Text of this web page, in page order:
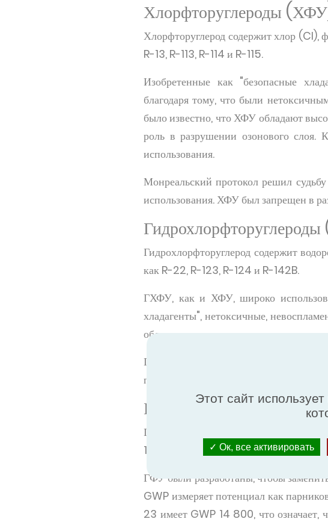
Хлорфторуглероды
Хлорфторуглерод содержит хлор (Cl),
R-13, R-113, R-114 и R-115.
Изобретенные как "безопасные
благодаря тому, что были
было известно, что ХФУ обладают
роль в разрушении озонового
использования.
Монреальский протокол решил
использования. ХФУ был запрещен в
Гидрохлорфторуглерод содержит
как R-22, R-123, R-124 и R-142B.
ГХФУ, как и ХФУ, широко
хладагенты", нетоксичные,
обладают высоким потенциалом
Позднейшая поправка к
постепенный отказ от них в развитых
Гидрофторуглероды
Гидрофторуглероды образуются из
125, R-134A, R-143A, R-152A и R-410A.
ГФУ были разработаны, чтобы
GWP измеряет потенциал как
23 имеет GWP 14 800, что
Этот сайт
Ок, все активировать